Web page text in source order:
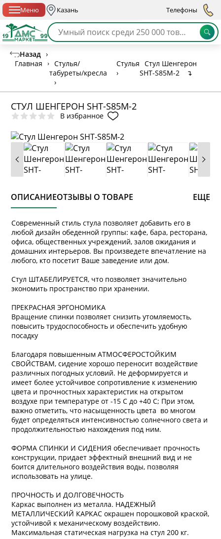
Меню Казань Телефоны
Назад ›
Главная
› Стулья/
табуреты/кресла
›
Стулья
›
Стул Шенгерон
SHT-S85М-2
↴
СТУЛ ШЕНГЕРОН SHT-S85М-2
В избранное
ОПИСАНИЕОТЗЫВЫ О ТОВАРЕ ЕЩЕ
Современный стиль стула позволяет добавить его в
любой дизайн обеденной группы: кафе, бара, ресторана,
офиса, общественных учреждений, залов ожидания и
домашних интерьеров. Вы произведете впечатление на
любого, кто посетит Ваше заведение или дом.
Стул ШТАБЕЛИРУЕТСЯ, что позволяет значительно
экономить пространство при хранении.
ПРЕКРАСНАЯ ЭРГОНОМИКА
Вращение спинки позволяет снизить утомляемость,
повысить трудоспособность и обеспечить удобную
посадку
Благодаря повышенным АТМОСФЕРОСТОЙКИМ
СВОЙСТВАМ, сидение хорошо переносит воздействие
различных погодных условий. Не деформируется и
имеет более устойчивое сопротивление к изменению
цвета и прочностных характеристик на открытом
воздухе при температуре от -15 С до +40 С; При этом,
важно отметить, что насыщенность цвета во многом
будет определяться интенсивностью солнечного света и
продолжительностью нахождения под ним.
ФОРМА СПИНКИ И СИДЕНИЯ обеспечивает прочность
конструкции, придает эффектный внешний вид и не
боится длительного воздействия воды, позволяя
использовать на улице.
ПРОЧНОСТЬ И ДОЛГОВЕЧНОСТЬ
Каркас выполнен из металла. НАДЕЖНЫЙ
МЕТАЛЛИЧЕСКИЙ КАРКАС окрашен порошковой краской,
устойчивой к механическому воздействию.
Максимальная статическая нагрузка на стул 200 кг.